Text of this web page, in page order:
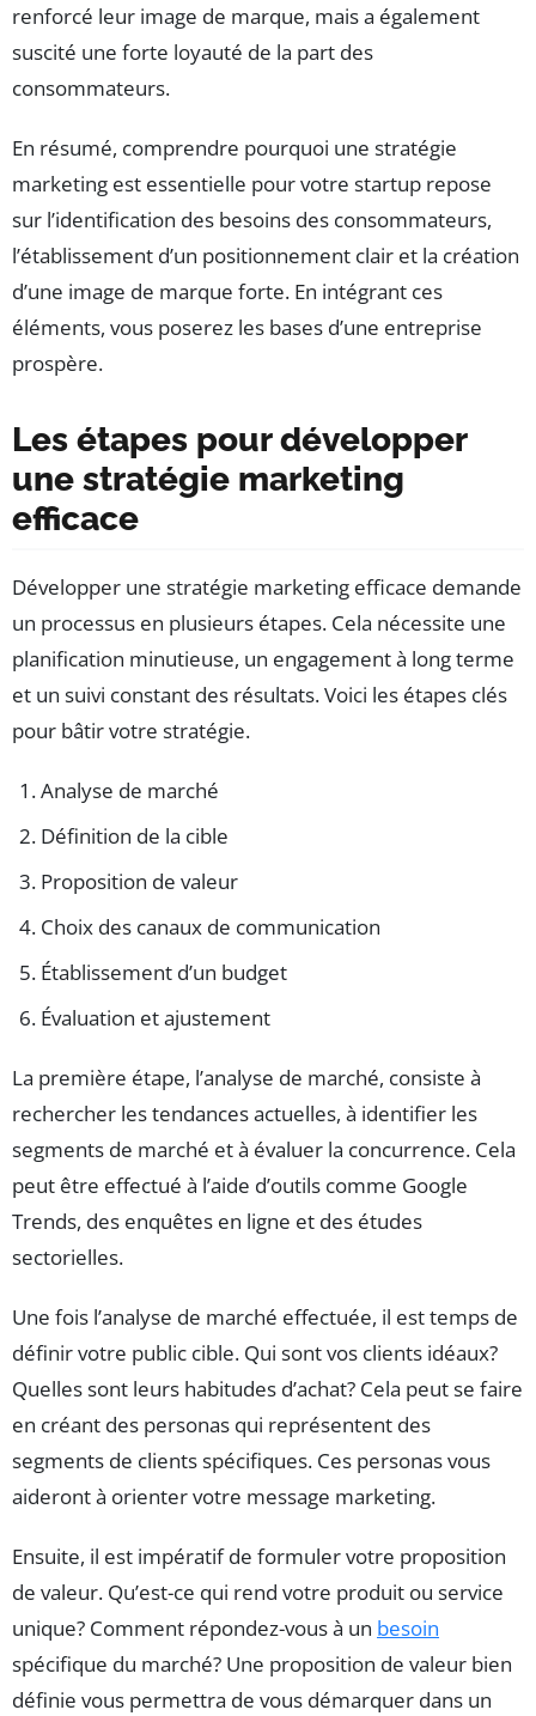
renforcé leur image de marque, mais a également
suscité une forte loyauté de la part des
consommateurs.
En résumé, comprendre pourquoi une stratégie
marketing est essentielle pour votre startup repose
sur l’identification des besoins des consommateurs,
l’établissement d’un positionnement clair et la création
d’une image de marque forte. En intégrant ces
éléments, vous poserez les bases d’une entreprise
prospère.
Les étapes pour développer
une stratégie marketing
efficace
Développer une stratégie marketing efficace demande
un processus en plusieurs étapes. Cela nécessite une
planification minutieuse, un engagement à long terme
et un suivi constant des résultats. Voici les étapes clés
pour bâtir votre stratégie.
Analyse de marché
Définition de la cible
Proposition de valeur
Choix des canaux de communication
Établissement d’un budget
Évaluation et ajustement
La première étape, l’analyse de marché, consiste à
rechercher les tendances actuelles, à identifier les
segments de marché et à évaluer la concurrence. Cela
peut être effectué à l’aide d’outils comme Google
Trends, des enquêtes en ligne et des études
sectorielles.
Une fois l’analyse de marché effectuée, il est temps de
définir votre public cible. Qui sont vos clients idéaux?
Quelles sont leurs habitudes d’achat? Cela peut se faire
en créant des personas qui représentent des
segments de clients spécifiques. Ces personas vous
aideront à orienter votre message marketing.
Ensuite, il est impératif de formuler votre proposition
de valeur. Qu’est-ce qui rend votre produit ou service
unique? Comment répondez-vous à un besoin
spécifique du marché? Une proposition de valeur bien
définie vous permettra de vous démarquer dans un